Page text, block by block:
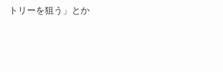
トリーを狙う」とか